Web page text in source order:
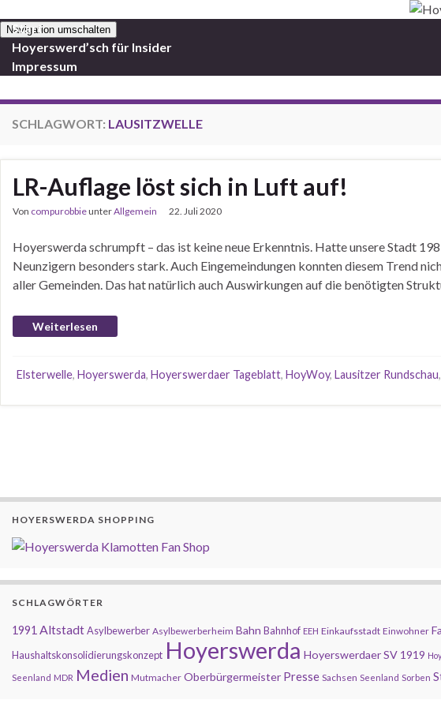
Navigation umschalten
Start
Hoyerswerd’sch für Insider
Impressum
SCHLAGWORT: LAUSITZWELLE
LR-Auflage löst sich in Luft auf!
Von compurobbieunterAllgemein 22. Juli 2020
Hoyerswerda schrumpft – das ist keine neue Erkenntnis. Hatte unsere Stadt
Neunzigern besonders stark. Auch Eingemeindungen konnten diesem Trend
aller Gemeinden. Das hat natürlich auch Auswirkungen auf die benötigten
Weiterlesen
Elsterwelle, Hoyerswerda, Hoyerswerdaer Tageblatt, HoyWoy, Lausitzer Rundschau,
HOYERSWERDA SHOPPING
SCHLAGWÖRTER
1991 AltstadtAsylbewerber Asylbewerberheim Bahn Bahnhof EEH Einkaufsstadt Einwohner
Haushaltskonsolidierungskonzept Hoyerswerda Hoyerswerdaer SV 1919
Seenland MDR Medien Mutmacher Oberbürgermeister Presse Sachsen Seenland Sorben